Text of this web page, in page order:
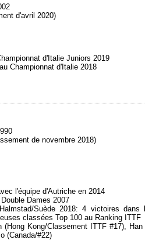
d'avril 2020)
d'Italie Juniors 2019
Championnat d'Italie 2018
de novembre 2018)
l'équipe d'Autriche en 2014
Dames 2007
Suède 2018: 4 victoires
classées Top 100 au Ranking ITTF
Kong/Classement ITTF #17),
(Canada/#22)